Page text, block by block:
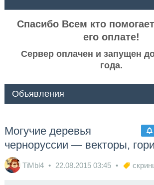
Спасибо Всем кто
его оплате!
Сервер оплачен и запущен
года.
Объявления
Могучие деревья
черноруссии — векторы,
TiMbl4 22.08.2015 03:45